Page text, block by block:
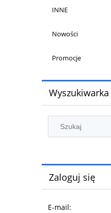
INNE
Nowości
Promocje
Wyszukiwarka
Zaloguj się
E-mail: